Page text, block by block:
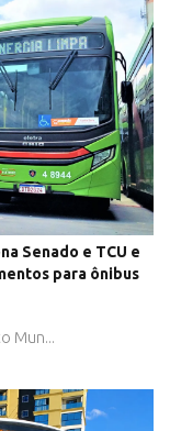
Senado e TCU e
para ônibus
Mun...